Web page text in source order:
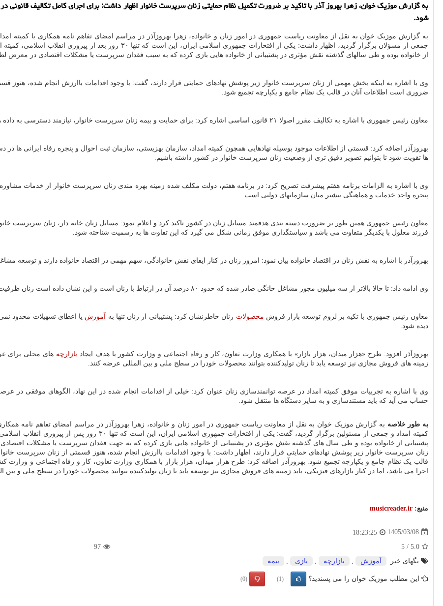
به گزارش موزیک خوان، زهرا بهروز آذر با تاکید بر ضرورت تکمیل نظام حمایتی زنان سرپرست خانوار اظهار داشت: برای اجرای کامل تکالیف
شود.
به گزارش موزیک خوان به نقل از معاونت ریاست جمهوری در امور زنان و خانواده، زهرا بهروزآذر در مراسم امضای تفاهم نامه همکاری با کمیته
جمعی از مسؤلان برگزار گردید، اظهار داشت: یکی از افتخارات جمهوری اسلامی
از خانواده بوده و طی سالهای گذشته نقش مؤثری در پشتیبانی از خانواده هایی بازی کرده که به سبب فقدان سرپرست یا مشکلات اقتصادی در معرض
وی با اشاره به اینکه بخش مهمی از زنان سرپرست خانوار زیر پوشش نهادهای حمایتی قرار دارند، گفت: با وجود اقدامات باارزش انجام شده، هنوز
ضروری است اطلاعات آنان در قالب یک نظام جامع و یکپارچه تجمیع شود.
معاون رئیس جمهوری با اشاره به تکالیف مقرر اصولا ۲۱ قانون اساسی اشاره کرد: برای حمایت و بیمه زنان سرپرست خانوار، نیازمند دسترسی به داده های دقیق و یکپارچه درباره ی وضعیت این زنان است.
بهروزآذر اضافه کرد: قسمتی از اطلاعات موجود بوسیله نهادهایی همچون کمیته امداد، سازمان بهزیستی، سازمان ثبت احوال و پنجره رفاه ایرانی ها
ها تقویت شود تا بتوانیم تصویر دقیق تری از وضعیت زنان سرپرست خانوار در کشور داشته باشیم.
وی با اشاره به الزامات برنامه هفتم پیشرفت تصریح کرد: در برنامه هفتم، دولت مکلف شده زمینه بهره مندی زنان سرپرست خانوار از خدمات مشاوره
پنجره واحد خدمات و هماهنگی بیشتر میان سازمانهای دولتی است.
معاون رئیس جمهوری همین طور بر ضرورت دسته بندی هدفمند مسایل زنان در کشور تاکید کرد و اعلام نمود: مسایل زنان خانه دار، زنان سرپرست
فرزند معلول با یکدیگر متفاوت می باشد و سیاستگذاری موفق زمانی شکل می گیرد که این تفاوت ها به رسمیت شناخته شود.
بهروزآذر با اشاره به نقش زنان در اقتصاد خانواده بیان نمود: امروز زنان در کنار ایفای نقش خانوادگی، سهم مهمی در اقتصاد خانواده دارند و توسعه
وی ادامه داد: تا حالا بالاتر از سه میلیون مجوز مشاغل خانگی صادر شده که حدود ۸۰ درصد آن در ارتباط با زنان است و این نشان داده است زنان ظرفیت بالایی برای نقش آفرینی اقتصادی در بستر خانواده دارند.
معاون رئیس جمهوری با تکیه بر لزوم توسعه بازار فروش محصولات زنان خاطرنشان کرد: پشتیبانی از زنان تنها به آموزش یا اعطای تسهیلات محدود
دیده شود.
بهروزآذر افزود: طرح «هزار میدان، هزار بازار» با همکاری وزارت تعاون، کار و رفاه اجتماعی و وزارت کشور با هدف ایجاد بازارچه های محلی برای
زمینه های فروش مجازی نیز توسعه یابد تا زنان تولیدکننده بتوانند محصولات خودرا در سطح ملی و بین المللی عرضه کنند.
وی با اشاره به تجربیات موفق کمیته امداد در عرصه توانمندسازی زنان عنوان کرد: خیلی از اقدامات انجام شده در این نهاد، الگوهای موفقی در
حساب می آید که باید مستندسازی و به سایر دستگاه ها منتقل شود.
به طور خلاصه به گزارش موزیک خوان به نقل از معاونت ریاست جمهوری در امور زنان و خانواده، زهرا بهروزآذر در مراسم امضای تفاهم نامه
کمیته امداد و جمعی از مسئولین برگزار گردید، گفت: یکی از
پشتیبانی از خانواده بوده و طی سال های گذشته نقش مؤثری در پشتیبانی از خانواده هایی بازی کرده که به جهت فقدان سرپرست یا مشکلات
زنان سرپرست خانوار زیر پوشش نهادهای حمایتی قرار دارند، اظهار داشت: با وجود اقدامات باارزش انجام شده، هنوز قسمتی از زنان سرپرست
قالب یک نظام جامع و یکپارچه تجمیع شود. بهروزآذر اضافه کرد: طرح هزار میدان، هزار بازار با همکاری وزارت تعاون، کار و رفاه اجتماعی و
اجرا می باشد، اما در کنار بازارهای فیزیکی، باید زمینه های فروش مجازی نیز توسعه یابد تا زنان تولیدکننده بتوانند محصولات خودرا در سطح ملی و بین
منبع: musicreader.ir
1405/03/08
18:23:25
5.0
/
5
97
تگهای خبر:
آموزش بازارچه بازی بیمه
این مطلب موزیک خوان را می پسندید؟ (1)
(0)